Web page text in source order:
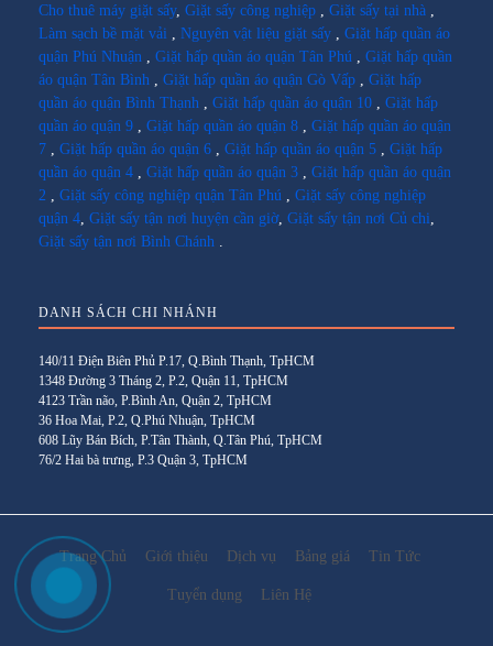
Cho thuê máy giặt sấy, Giặt sấy công nghiệp Giặt sấy tại nhà
Làm sạch bề mặt vải
Nguyên vật liệu giặt sấy
Giặt hấp quần áo
quận Phú Nhuận
Giặt hấp quần áo quận Tân Phú
Giặt hấp quần
áo quận Tân Bình
Giặt hấp quần áo quận Gò Vấp
Giặt hấp
quần áo quận Bình Thạnh
Giặt hấp quần áo quận 10
Giặt hấp
quần áo quận 9
Giặt hấp quần áo quận 8
Giặt hấp quần áo quận
7
Giặt hấp quần áo quận 6 Giặt hấp quần áo quận 5
Giặt hấp
quần áo quận 4
Giặt hấp quần áo quận 3
Giặt hấp quần áo quận
2
Giặt sấy công nghiệp quận Tân Phú
Giặt sấy công nghiệp
quận 4 Giặt sấy tận nơi huyện cần giờ, Giặt sấy tận nơi Củ chi
Giặt sấy tận nơi Bình Chánh
DANH SÁCH CHI NHÁNH
140/11 Điện Biên Phủ P.17, Q.Bình Thạnh, TpHCM
1348 Đường 3 Tháng 2, P.2, Quận 11, TpHCM
4123 Trần não, P.Bình An, Quận 2, TpHCM
36 Hoa Mai, P.2, Q.Phú Nhuận, TpHCM
608 Lũy Bán Bích, P.Tân Thành, Q.Tân Phú, TpHCM
76/2 Hai bà trưng, P.3 Quận 3, TpHCM
Trang Chủ Giới thiệu Dịch vụ Bảng giá Tin Tức
Tuyển dụng Liên Hệ